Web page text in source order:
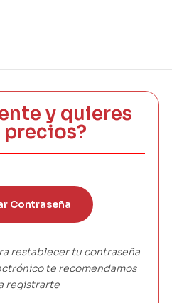
y quieres
Contraseña
restablecer tu contraseña
te recomendamos
registrarte